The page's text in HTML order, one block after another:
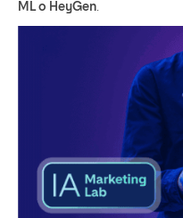
ML o HeyGen.